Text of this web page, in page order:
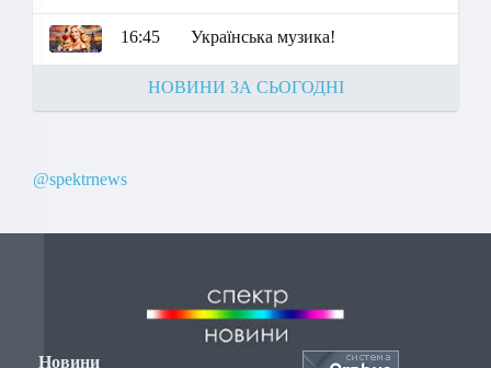
16:45 Українська музика!
НОВИНИ ЗА СЬОГОДНІ
@spektrnews
Новини